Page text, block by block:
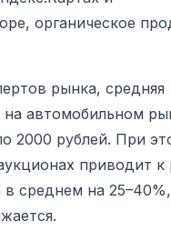
органическое
рынка, средняя
автомобильном
2000 рублей. При
приводит к
среднем на